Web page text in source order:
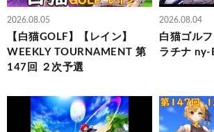
2026.08.05
【白猫GOLF】【レイン】
WEEKLY TOURNAMENT 第
147回 ２次予選
2026.08.04
白猫ゴル
ラチナ ny-